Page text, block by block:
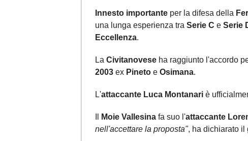
Innesto importante per la difesa della
una lunga esperienza tra Serie C e Serie
Eccellenza.
La Civitanovese ha raggiunto l'accordo
2003 ex Pineto e Osimana.
L'attaccante Luca Montanari è
Moie Vallesina fa suo l'attaccante
nell'accettare la proposta", ha dichiarato il